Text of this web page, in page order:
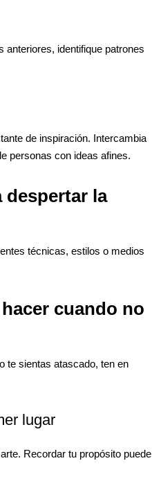
identifique patrones
de inspiración. Intercambia
personas con ideas afines.
despertar la
técnicas, estilos o medios
cuando no
te sientas atascado, ten en
lugar
Recordar tu propósito puede